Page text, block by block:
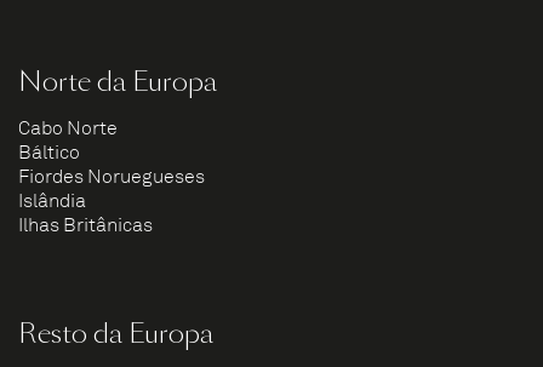
Norte da Europa
Cabo Norte
Báltico
Fiordes Noruegueses
Islândia
Ilhas Britânicas
Resto da Europa